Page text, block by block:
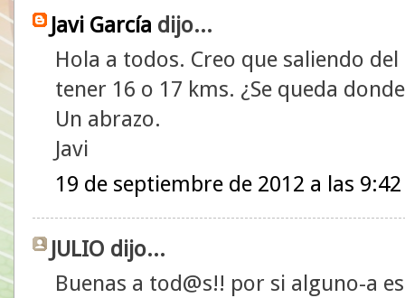
Javi García dijo...
Hola a todos. Creo que saliendo
tener 16 o 17 kms. ¿Se queda
Un abrazo.
Javi
19 de septiembre de 2012 a las 9:42
JULIO dijo...
Buenas a tod@s!! por si alguno-a